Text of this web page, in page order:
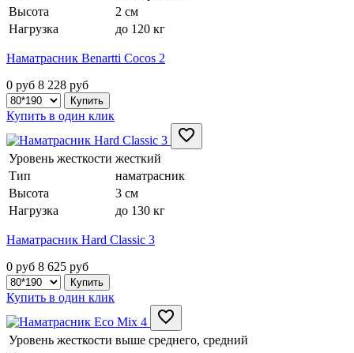
Высота
2 см
Нагрузка
до 120 кг
Наматрасник Benartti Cocos 2
0 руб 8 228 руб
Купить в один клик
Уровень жесткости жесткий
Тип
наматрасник
Высота
3 см
Нагрузка
до 130 кг
Наматрасник Hard Classic 3
0 руб 8 625 руб
Купить в один клик
Уровень жесткости выше среднего, средний